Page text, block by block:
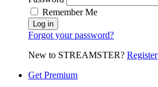
Remember Me
Forgot your password?
New to STREAMSTER? Register
Get Premium